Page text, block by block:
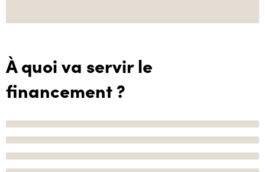
À quoi va servir le
financement ?